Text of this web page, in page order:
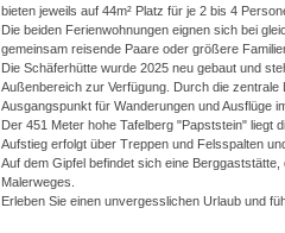
bieten jeweils auf 44m² Platz für je 2 bis 4
Die beiden Ferienwohnungen eignen sich bei
gemeinsam reisende Paare oder größere
Die Schäferhütte wurde 2025 neu gebaut und
Außenbereich zur Verfügung. Durch die zentrale
Ausgangspunkt für Wanderungen und Ausflüge
Der 451 Meter hohe Tafelberg "Papststein" liegt
Aufstieg erfolgt über Treppen und Felsspalten
Auf dem Gipfel befindet sich eine
Malerweges.
Erleben Sie einen unvergesslichen Urlaub und